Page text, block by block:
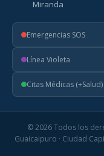
Miranda
Emergencias SOS
Línea Violeta
Citas Médicas (+Salud)
© 2026 Todos los
Guaicaipuro · Ciudad